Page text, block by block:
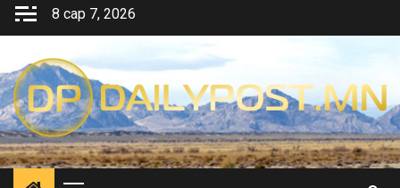
Skip
8 сар 7, 2026